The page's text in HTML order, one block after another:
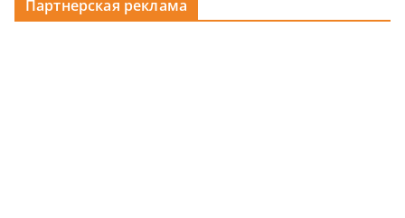
Партнерская реклама